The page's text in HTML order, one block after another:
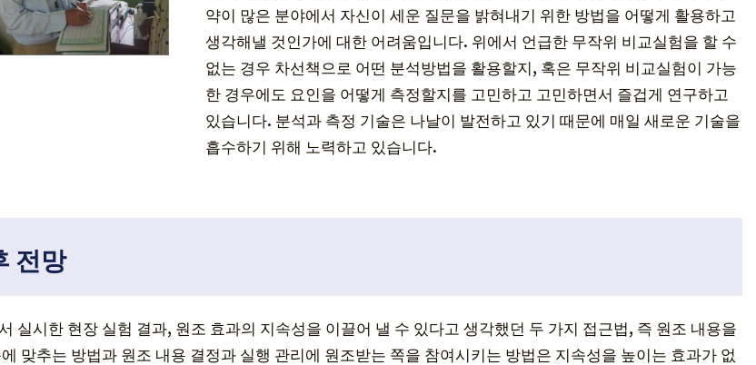
약이 많은 분야에서 자신이 세운 질문을 밝혀내기 위한 방법을 어떻게 활용하고
생각해낼 것인가에 대한 어려움입니다. 위에서 언급한 무작위 비교실험을 할 수
없는 경우 차선책으로 어떤 분석방법을 활용할지, 혹은 무작위 비교실험이 가능
한 경우에도 요인을 어떻게 측정할지를 고민하고 고민하면서 즐겁게 연구하고
있습니다. 분석과 측정 기술은 나날이 발전하고 있기 때문에 매일 새로운 기술을
흡수하기 위해 노력하고 있습니다.
전망
실시한 현장 실험 결과, 원조 효과의 지속성을 이끌어 낼 수 있다고 생각했던 두 가지 접근법, 즉 원조 내용을
맞추는 방법과 원조 내용 결정과 실행 관리에 원조받는 쪽을 참여시키는 방법은 지속성을 높이는 효과가 없